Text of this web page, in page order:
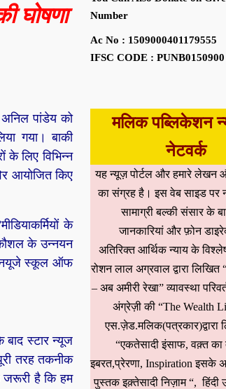
घोषणा
पांडेय को
गया। बाकी
के लिए विभिन्न
आयोजित किए
के
के उन्नयन
एनयूजे स्कूल ऑफ
बाद स्टार न्यूज
तरह तकनीक
जरूरी है कि हम
Number
Ac No : 1509000401179555
IFSC CODE : PUNB0150900
मलिक पब्लिकेशन
नेटवर्क
यह न्यूज़ पोर्टल और हमारे लेखन
का संग्रह है। इस वेब साइड
सामाग्री बल्की संसार के
जानकारियां और फ़ोन
अतिरिक्त आर्थिक न्याय के
रोशन लाल अग्रवाल द्वारा लिखित
– अब अमीरी रेखा” व्यावस्था
अंग्रेज़ी की “The Wealth
एस.ज़ेड.मलिक(पत्रकार)द्वारा
“एकतेसादी इंसाफ, वक़्त का
इबरत,प्रेरणा, Inspiration इसके
पुस्तक इक़्तेसादी निज़ाम “, हिंदी